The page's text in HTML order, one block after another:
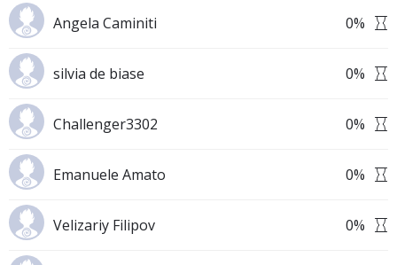
Angela Caminiti 0%
silvia de biase 0%
Challenger3302 0%
Emanuele Amato 0%
Velizariy Filipov 0%